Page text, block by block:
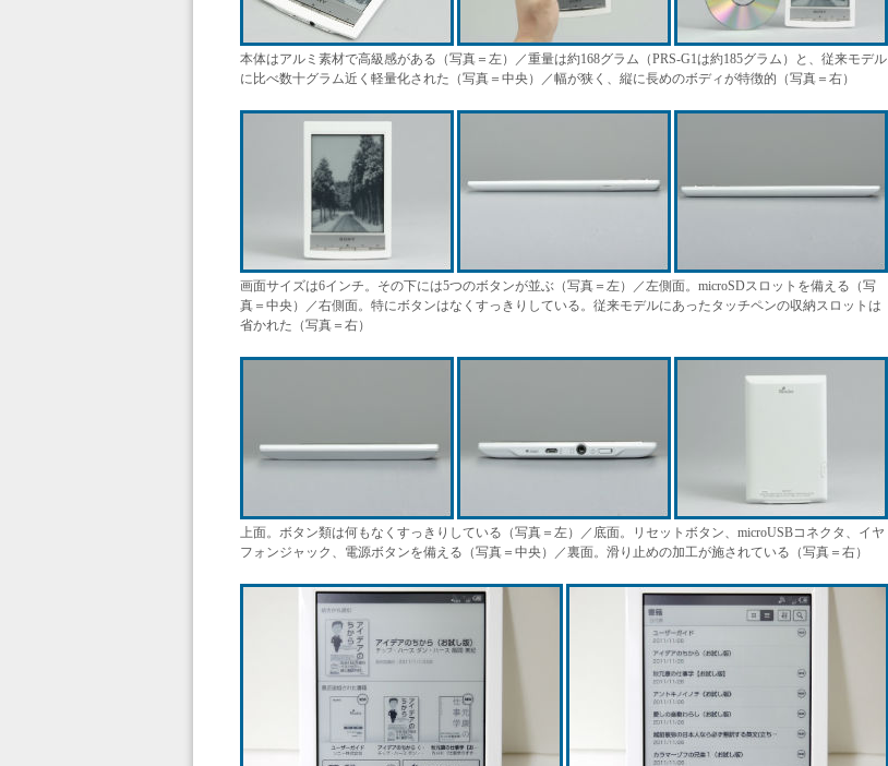
本体はアルミ素材で高級感がある（写真＝左）／重量は約168グラム（PRS-G1は約185グラム）と、従来モデル
に比べ数十グラム近く軽量化された（写真＝中央）／幅が狭く、縦に長めのボディが特徴的（写真＝右）
画面サイズは6インチ。その下には5つのボタンが並ぶ（写真＝左）／左側面。microSDスロットを備える（写
真＝中央）／右側面。特にボタンはなくすっきりしている。従来モデルにあったタッチペンの収納スロットは
省かれた（写真＝右）
上面。ボタン類は何もなくすっきりしている（写真＝左）／底面。リセットボタン、microUSBコネクタ、イヤ
フォンジャック、電源ボタンを備える（写真＝中央）／裏面。滑り止めの加工が施されている（写真＝右）